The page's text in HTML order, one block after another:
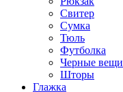
Свитер
Сумка
Тюль
Футболка
Черные вещи
Шторы
Глажка